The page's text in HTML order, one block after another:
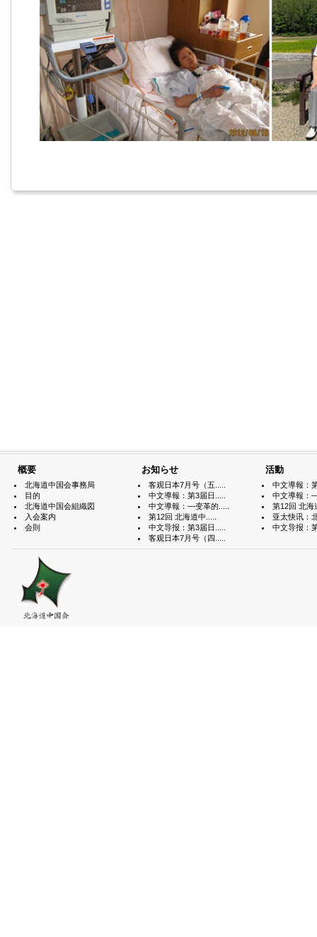
概要
北海道中国会事務局
目的
北海道中国会組織図
入会案内
会則
お知らせ
客观日本7月号（五.....
中文導報：第3届日.....
中文導報：—变革的.....
第12回 北海道中.....
中文导报：第3届日.....
客观日本7月号（四.....
活動
中文導報：
中文導報：
第12回 北海
亚太快讯：
中文导报：